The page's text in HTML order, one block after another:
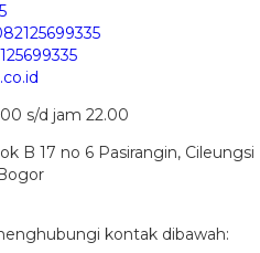
s/d jam 22.00
B 17 no 6 Pasirangin, Cileungsi
kontak dibawah: